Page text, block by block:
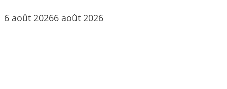
6 août 20266 août 2026